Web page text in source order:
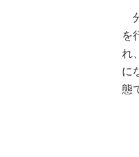
を
れ
に
態